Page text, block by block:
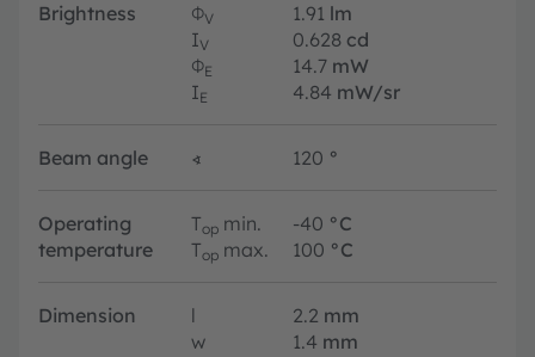
Brightness ΦV 1.91 lm
IV 0.628 cd
ΦE 14.7 mW
IE 4.84 mW/sr
Beam angle ∢ 120 °
Operating
temperature
Top min. -40 °C
Top max. 100 °C
Dimension l 2.2 mm
w
1.4 mm